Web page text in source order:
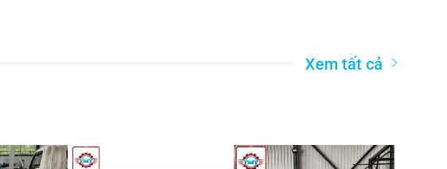
Xem tất cả